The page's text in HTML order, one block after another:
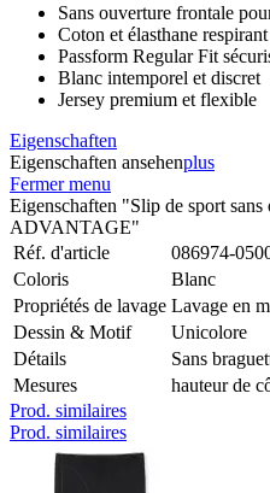
Sans ouverture frontale
Coton et élasthane respirant
Passform Regular Fit
Blanc intemporel et discret
Jersey premium et flexible
Eigenschaften
Eigenschaften ansehenplus
Fermer menu
Eigenschaften "Slip de sport
ADVANTAGE"
Réf. d'article
086974-
Coloris
Blanc
Propriétés de lavage Lavage en
Dessin & Motif
Unicolore
Détails
Sans
Mesures
hauteur de
Prod. similaires
Prod. similaires